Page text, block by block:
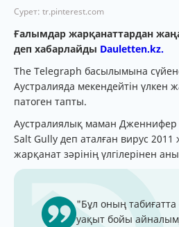
Сурет: tr.pinterest.com
Ғалымдар жарқанаттардан
деп хабарлайды Dauletten.kz.
The Telegraph басылымына
Аустралияда мекендейтін үлкен
патоген тапты.
Аустралиялық маман
Salt Gully деп аталған вирус
жарқанат зәрінің үлгілерінен
"Бұл оның
уақыт бойы